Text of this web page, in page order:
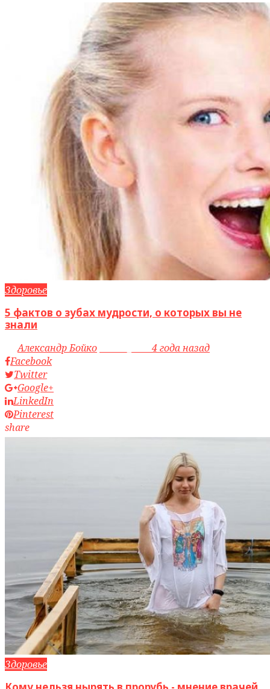
Здоровье
5 фактов о зубах мудрости, о которых вы не
знали
byАлександр Бойко
4 года назад
Facebook
Twitter
Google+
LinkedIn
Pinterest
share
Здоровье